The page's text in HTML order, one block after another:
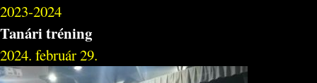
2023-2024
Tanári tréning
2024. február 29.